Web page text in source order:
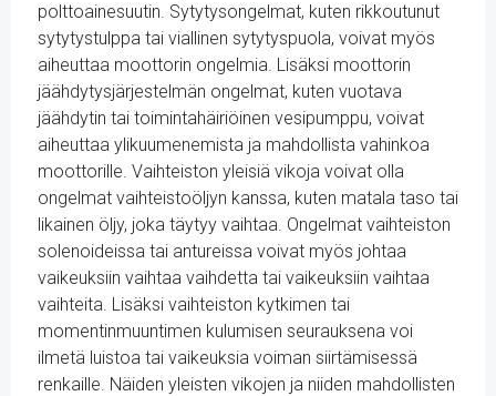
polttoainesuutin. Sytytysongelmat, kuten rikkoutunut
sytytystulppa tai viallinen sytytyspuola, voivat myös
aiheuttaa moottorin ongelmia. Lisäksi moottorin
jäähdytysjärjestelmän ongelmat, kuten vuotava
jäähdytin tai toimintahäiriöinen vesipumppu, voivat
aiheuttaa ylikuumenemista ja mahdollista vahinkoa
moottorille. Vaihteiston yleisiä vikoja voivat olla
ongelmat vaihteistoöljyn kanssa, kuten matala taso tai
likainen öljy, joka täytyy vaihtaa. Ongelmat vaihteiston
solenoideissa tai antureissa voivat myös johtaa
vaikeuksiin vaihtaa vaihdetta tai vaikeuksiin vaihtaa
vaihteita. Lisäksi vaihteiston kytkimen tai
momentinmuuntimen kulumisen seurauksena voi
ilmetä luistoa tai vaikeuksia voiman siirtämisessä
renkaille. Näiden yleisten vikojen ja niiden mahdollisten